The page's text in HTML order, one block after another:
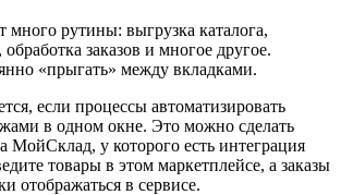
много рутины: выгрузка каталога,
обработка заказов и многое другое.
«прыгать» между вкладками.
если процессы автоматизировать
в одном окне. Это можно сделать
МойСклад, у которого есть интеграция
товары в этом маркетплейсе, а заказы
отображаться в сервисе.